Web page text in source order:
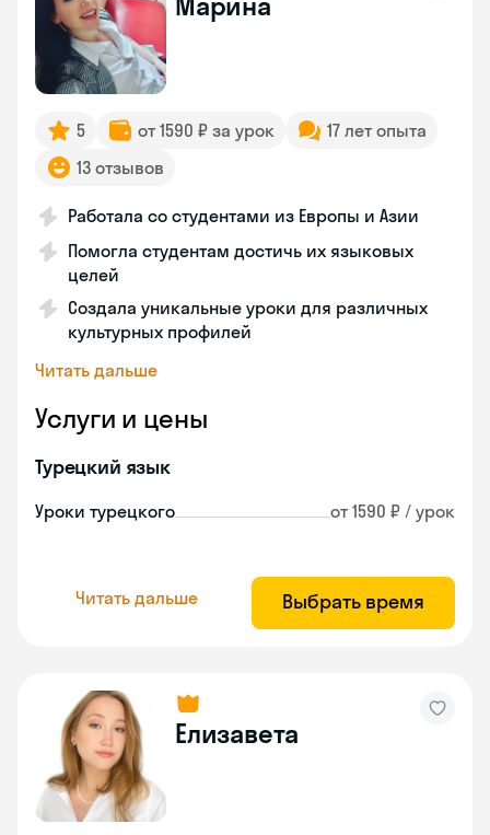
5 от 1590 ₽ за урок
17 лет опыта
13 отзывов
Работала со студентами из Европы и Азии
Помогла студентам достичь их языковых
целей
Создала уникальные уроки для различных
культурных профилей
Читать дальше
Услуги и цены
Турецкий язык
Уроки турецкого от 1590 ₽ / урок
Читать дальше Выбрать время
Елизавета